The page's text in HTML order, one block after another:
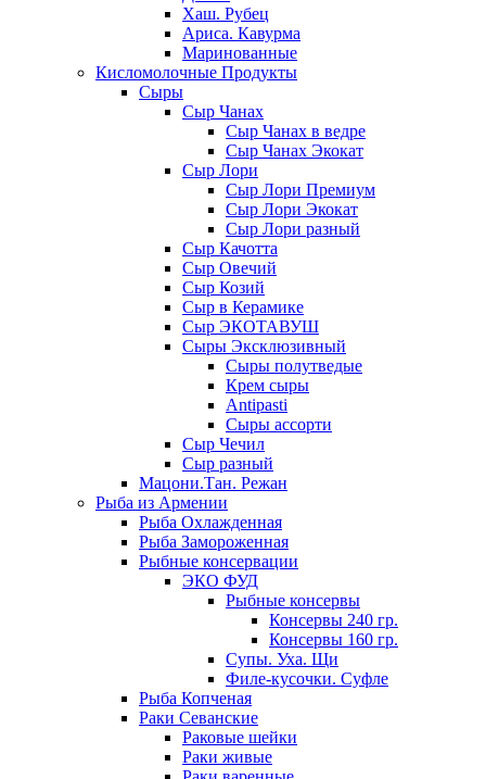
Хаш. Рубец
Ариса. Кавурма
Маринованные
Кисломолочные Продукты
Сыры
Сыр Чанах
Сыр Чанах в ведре
Сыр Чанах Экокат
Сыр Лори
Сыр Лори Премиум
Сыр Лори Экокат
Сыр Лори разный
Сыр Качотта
Сыр Овечий
Сыр Козий
Сыр в Керамике
Сыр ЭКОТАВУШ
Сыры Эксклюзивный
Сыры полутведые
Крем сыры
Antipasti
Сыры ассорти
Сыр Чечил
Сыр разный
Мацони.Тан. Режан
Рыба из Армении
Рыба Охлажденная
Рыба Замороженная
Рыбные консервации
ЭКО ФУД
Рыбные консервы
Консервы 240 гр.
Консервы 160 гр.
Супы. Уха. Щи
Филе-кусочки. Суфле
Рыба Копченая
Раки Севанские
Раковые шейки
Раки живые